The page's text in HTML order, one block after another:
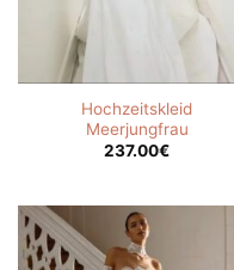
Hochzeitskleid
Meerjungfrau
237.00€